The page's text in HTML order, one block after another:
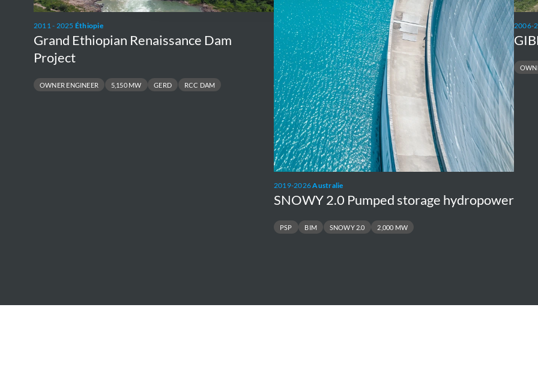
2011 - 2025 Éthiopie
Grand Ethiopian Renaissance Dam
Project
OWNER ENGINEER 5,150 MW GERD RCC DAM
2019-2026Australie
SNOWY 2.0 Pumped storage hydropower
PSP BIM SNOWY 2.0 2,000 MW
2006-